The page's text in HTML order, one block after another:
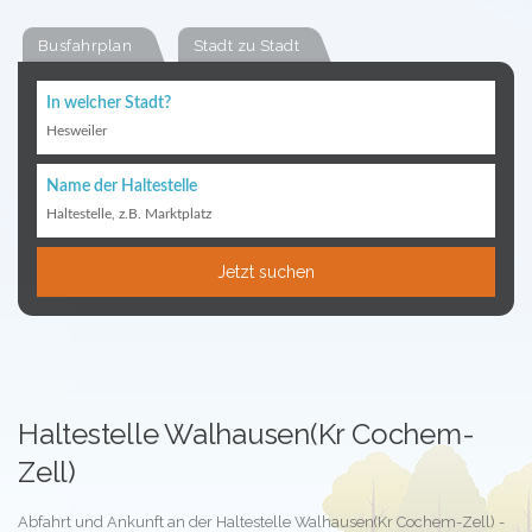
Busfahrplan Stadt zu Stadt
In welcher Stadt?
Hesweiler
Name der Haltestelle
Haltestelle, z.B. Marktplatz
Jetzt suchen
Haltestelle Walhausen(Kr Cochem-
Zell)
Abfahrt und Ankunft an der Haltestelle Walhausen(Kr Cochem-Zell) -